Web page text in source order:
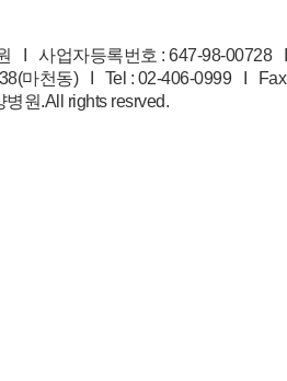
I 사업자등록번호 : 647-98-00728
마천동) I Tel : 02-406-0999 I
원.All rights resrved.